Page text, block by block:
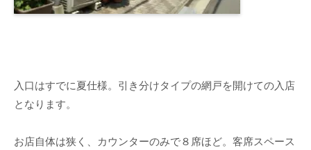
入口はすでに夏仕様。引き分けタイプの網戸を開けての入店
となります。
お店自体は狭く、カウンターのみで８席ほど。客席スペース